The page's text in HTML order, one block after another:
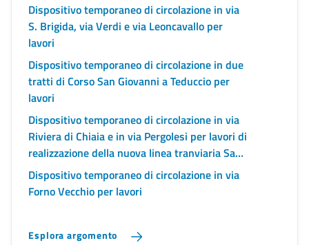
Dispositivo temporaneo di circolazione in via
S. Brigida, via Verdi e via Leoncavallo per
lavori
Dispositivo temporaneo di circolazione in due
tratti di Corso San Giovanni a Teduccio per
lavori
Dispositivo temporaneo di circolazione in via
Riviera di Chiaia e in via Pergolesi per lavori di
realizzazione della nuova linea tranviaria San
Giovanni – Piazza Sannazaro
Dispositivo temporaneo di circolazione in via
Forno Vecchio per lavori
Esplora argomento